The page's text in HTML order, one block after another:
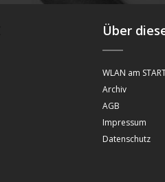
Über
WLAN am
Archiv
AGB
Impressum
Datenschutz